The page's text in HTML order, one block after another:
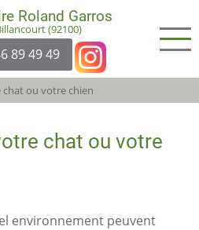
Roland Garros
(92100)
89 49 49
chat ou votre chien
chat ou votre
environnement peuvent